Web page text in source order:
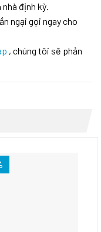
định kỳ.
ngại gọi ngay cho
, chúng tôi sẽ phản